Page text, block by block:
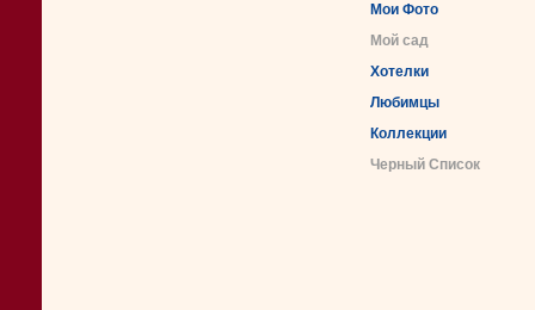
Мои Фото
Мой сад
Хотелки
Любимцы
Коллекции
Черный Список